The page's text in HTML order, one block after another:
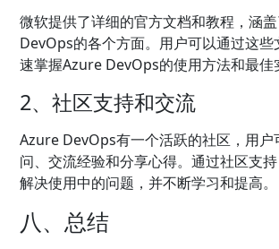
微软提供了详细的官方文档和教程，涵
DevOps的各个方面。用户可以通过这些
速掌握Azure DevOps的使用方法和最佳
2、社区支持和交流
Azure DevOps有一个活跃的社区，用户
问、交流经验和分享心得。通过社区支
解决使用中的问题，并不断学习和提高。
八、总结